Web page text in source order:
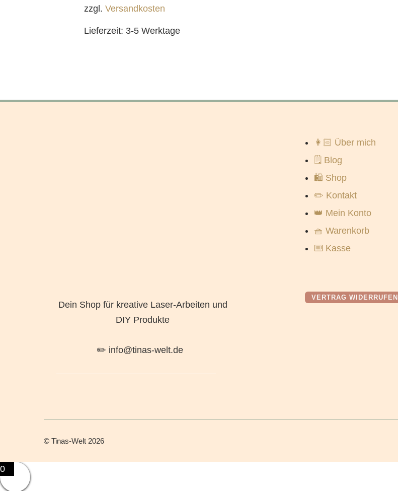
zzgl.Versandkosten
Lieferzeit: 3-5 Werktage
Dein Shop für kreative Laser-Arbeiten und
DIY Produkte
✏️ info@tinas-welt.de
👩🏻 Über mich
🗒️ Blog
🛍️ Shop
✏️ Kontakt
👑 Mein Konto
🧺 Warenkorb
⌨️ Kasse
VERTRAG WIDERRUFEN
© Tinas-Welt 2026
0